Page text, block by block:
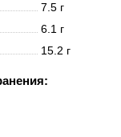
7.5 г
6.1 г
15.2 г